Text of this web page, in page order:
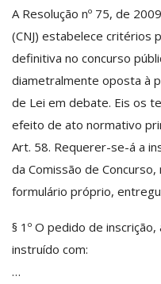
A Resolução nº 75, de
(CNJ) estabelece critérios
definitiva no concurso
diametralmente oposta à
de Lei em debate. Eis os
efeito de ato normativo
Art. 58. Requerer-se-á a
da Comissão de
formulário próprio,
§ 1º O pedido de
instruído com:
…